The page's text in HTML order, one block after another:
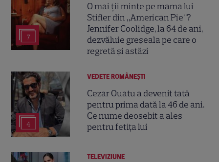
7
O mai ții minte pe mama lui
Stifler din „American Pie”?
Jennifer Coolidge, la 64 de ani,
dezvăluie greșeala pe care o
regretă și astăzi
4
VEDETE ROMÂNEŞTI
Cezar Ouatu a devenit tată
pentru prima dată la 46 de ani.
Ce nume deosebit a ales
pentru fetița lui
TELEVIZIUNE